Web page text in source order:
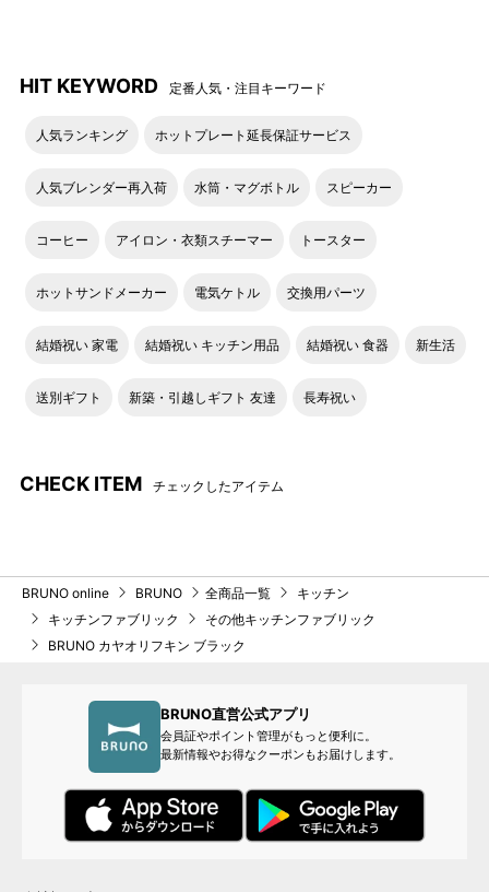
HIT KEYWORD 定番人気・注目キーワード
人気ランキング ホットプレート延長保証サービス
人気ブレンダー再入荷 水筒・マグボトル スピーカー
コーヒー アイロン・衣類スチーマー トースター
ホットサンドメーカー 電気ケトル 交換用パーツ
結婚祝い 家電 結婚祝い キッチン用品 結婚祝い 食器 新生活
送別ギフト 新築・引越しギフト 友達 長寿祝い
CHECK ITEM チェックしたアイテム
BRUNO online BRUNO 全商品一覧
キッチン
キッチンファブリック
その他キッチンファブリック
BRUNO カヤオリフキン ブラック
BRUNO直営公式アプリ
会員証やポイント管理がもっと便利に。
最新情報やお得なクーポンもお届けします。